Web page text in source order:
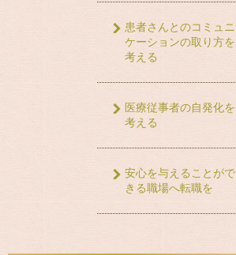
患者さんとのコミュニ
ケーションの取り方を
考える
医療従事者の自発化を
考える
安心を与えることがで
きる職場へ転職を